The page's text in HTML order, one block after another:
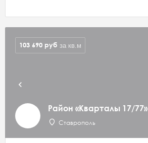
Район «Кварталы 17/77»
Ставрополь
103 690 руб за кв.м